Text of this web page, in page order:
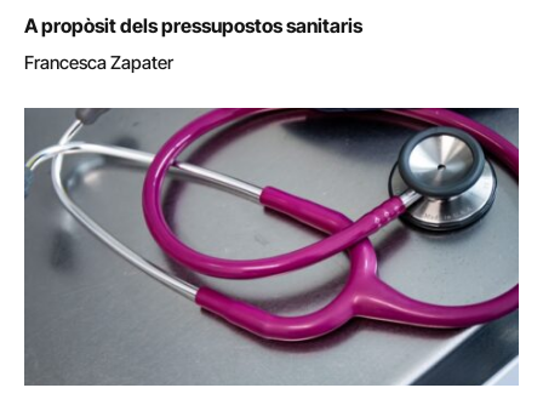
A propòsit dels pressupostos sanitaris
Francesca Zapater